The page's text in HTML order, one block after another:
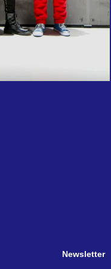
Newsletter